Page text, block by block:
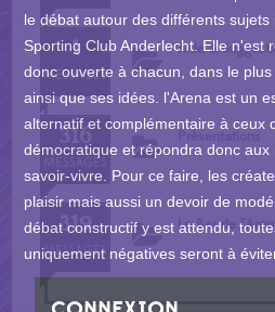
le débat autour des différents
Sporting Club Anderlecht. Elle n'est
donc ouverte à chacun, dans le
ainsi que ses idées. l'Arena est un
alternatif et complémentaire à ceux
démocratique et répondra donc
savoir-vivre. Pour ce faire, les
plaisir mais aussi un devoir de
débat constructif y est attendu,
uniquement négatives seront à
1
MESSAGES
Aide &
316
MESSAGES
319
MESSAGES
Le Bar de